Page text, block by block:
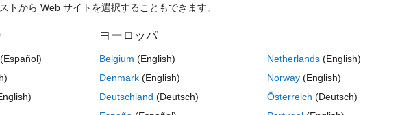
MATLAB Online で開く
a script, which they need to modify. I want them to evaluate the part they have finished but the
errors still present in other sections. with 2017a it is possible, with 2017b not.
トから Web サイトを選択することもできます。
(Español)
ヨーロッパ
Belgium (English)
Denmark (English)
Deutschland (Deutsch)
Netherlands(English)
Norway(English)
Österreich (Deutsch)